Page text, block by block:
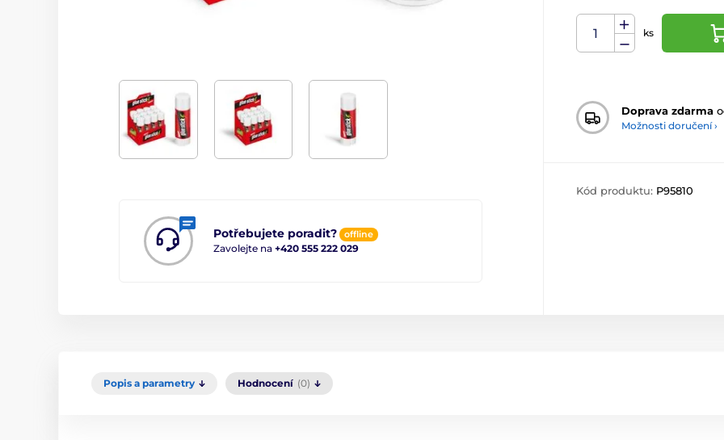
Potřebujete poradit? offline
Zavolejte na +420 555 222 029
ks
Doprava zdarma
Možnosti doručení ›
Kód produktu: P95810
Popis a parametry Hodnocení (0)